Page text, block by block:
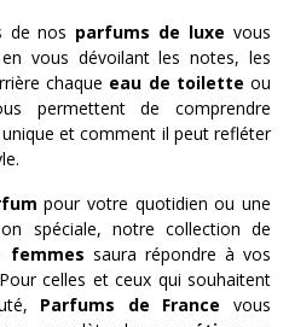
de nos parfums de luxe vous
vous dévoilant les notes, les
chaque eau de toilette ou
permettent de comprendre
et comment il peut refléter
pour votre quotidien ou une
spéciale, notre collection de
femmes saura répondre à vos
celles et ceux qui souhaitent
Parfums de France vous